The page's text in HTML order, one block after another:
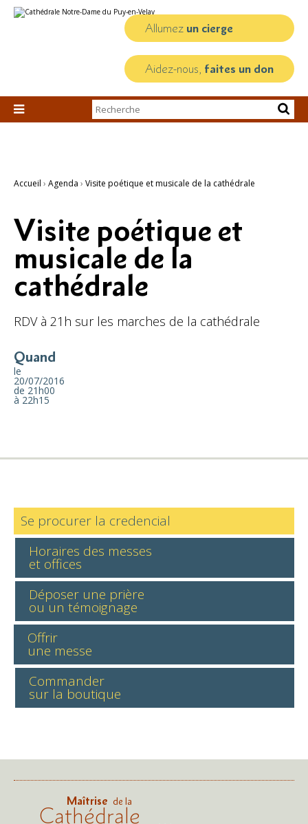
au
personnels
Allumez un cierge
Aidez-nous, faites un don

Chercher par
Recherche
Accueil › Agenda › Visite poétique et musicale de la cathédrale
Visite poétique et
musicale de la
cathédrale
RDV à 21h sur les marches de la cathédrale
Quand
le
20/07/2016
de 21h00
à 22h15
Se procurer la credencial
Horaires des messes
et offices
Déposer une prière
ou un témoignage
Offrir
une messe
Commander
sur la boutique
Maîtrise de la
Cathédrale